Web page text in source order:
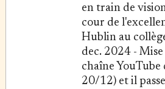
en train de
cour de
Hublin au
dec. 2024 -
chaîne YouTube
20/12) et il